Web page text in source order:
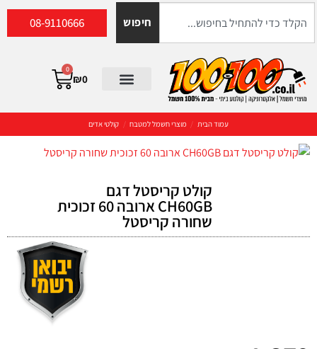
חיפוש 08-9110666
₪0
0
עמוד הבית / מוצרי חשמל למטבח / קולטי אדים
קולט קריסטל דגם
CH60GB ארובה 60 זכוכית
שחורה קריסטל